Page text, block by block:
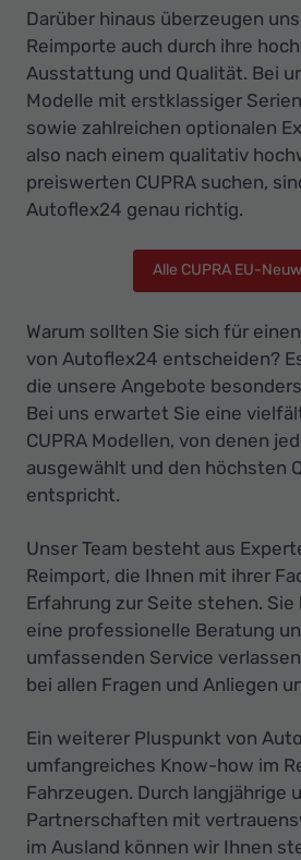
Darüber hinaus überzeugen
Reimporte auch durch ihre
Ausstattung und Qualität. Bei
Modelle mit erstklassiger
sowie zahlreichen optionalen
also nach einem qualitativ
preiswerten CUPRA suchen,
Autoflex24 genau richtig.
Alle CUPRA EU-
Warum sollten Sie sich für
von Autoflex24 entscheiden?
die unsere Angebote
Bei uns erwartet Sie eine
CUPRA Modellen, von denen
ausgewählt und den höchsten
entspricht.
Unser Team besteht aus
Reimport, die Ihnen mit ihrer
Erfahrung zur Seite stehen. Sie
eine professionelle Beratung
umfassenden Service
bei allen Fragen und Anliegen
Ein weiterer Pluspunkt von
umfangreiches Know-how im
Fahrzeugen. Durch langjährige
Partnerschaften mit
im Ausland können wir Ihnen